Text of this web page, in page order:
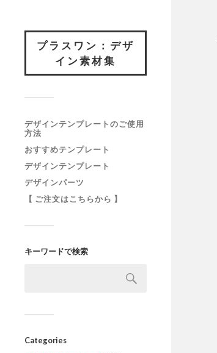
プラスワン：デザ
イン素材集
デザインテンプレートのご使用
方法
おすすめテンプレート
デザインテンプレート
デザインパーツ
【 ご注文はこちらから 】
キーワードで検索
Categories